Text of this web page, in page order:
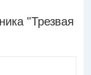
"Трезвая